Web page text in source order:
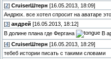
[2] СruiserШтерн [16.05.2013, 18:09]
Андрюх. все хотел спросит на аватаре
[3] андрей [16.05.2013, 18:12]
В долине плана где Фергана
В
[4] СruiserШтерн [16.05.2013, 18:29]
тебеб истории писать с такими словами